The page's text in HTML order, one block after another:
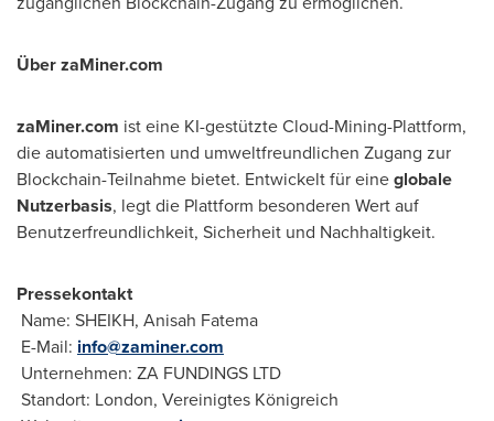
Über zaMiner.com
zaMiner.com ist eine KI-gestützte Cloud-Mining-Plattform,
die automatisierten und umweltfreundlichen Zugang zur
Blockchain-Teilnahme bietet. Entwickelt für eineglobale
Nutzerbasis, legt die Plattform besonderen Wert auf
Benutzerfreundlichkeit, Sicherheit und Nachhaltigkeit.
Pressekontakt
Name: SHEIKH, Anisah Fatema
E-Mail: info@zaminer.com
Unternehmen: ZA FUNDINGS LTD
Standort: London, Vereinigtes Königreich